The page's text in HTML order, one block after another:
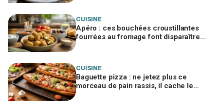
CUISINE
Apéro : ces bouchées croustillantes
fourrées au fromage font disparaître
CUISINE
Baguette pizza : ne jetez plus ce
morceau de pain rassis, il cache le